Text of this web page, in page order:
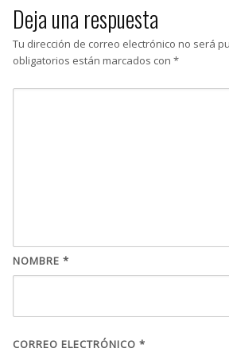
Deja una respuesta
Tu dirección de correo electrónico no será
obligatorios están marcados con *
NOMBRE *
CORREO ELECTRÓNICO *